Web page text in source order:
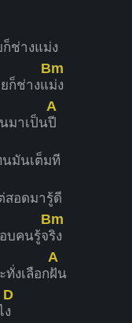
ช่างแม่ง
ก็ช่างแ
Bm
ม่ง
มาเป็น
A
ปี
นมันเต็มที
สอดมารู้ดี
บคนรู้จ
Bm
ริง
ทั่งเลือก
A
ฝัน
D
ง